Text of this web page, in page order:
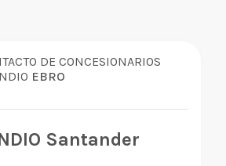
DE CONCESIONARIOS
EBRO
Santander